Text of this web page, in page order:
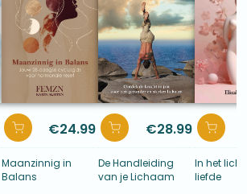
€24.99
Maanzinnig in
Balans
€28.99
De Handleiding
van je Lichaam
In het
liefde